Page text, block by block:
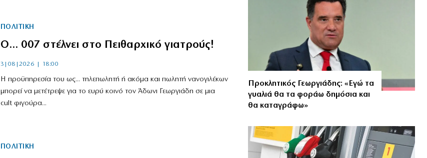
ΠΟΛΙΤΙΚΗ
Ο… 007 στέλνει στο Πειθαρχικό γιατρούς!
3|08|2026 | 18:00
Η προϋπηρεσία του ως... τηλεπωλητή ή ακόμα και πωλητή νανογιλέκων
μπορεί να μετέτρεψε για το ευρύ κοινό τον Άδωνι Γεωργιάδη σε μια
cult φιγούρα...
ΠΟΛΙΤΙΚΗ
Προκλητικός Γεωργιάδης: «Εγώ τα
γυαλιά θα τα φοράω δημόσια και
θα καταγράφω»